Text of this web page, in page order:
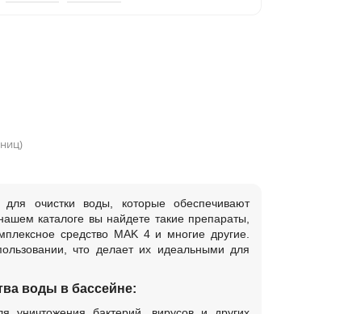
для очистки воды, которые обеспечивают
каталоге вы найдете такие препараты,
средство MAK 4 и многие другие.
что делает их идеальными для
воды в бассейне: